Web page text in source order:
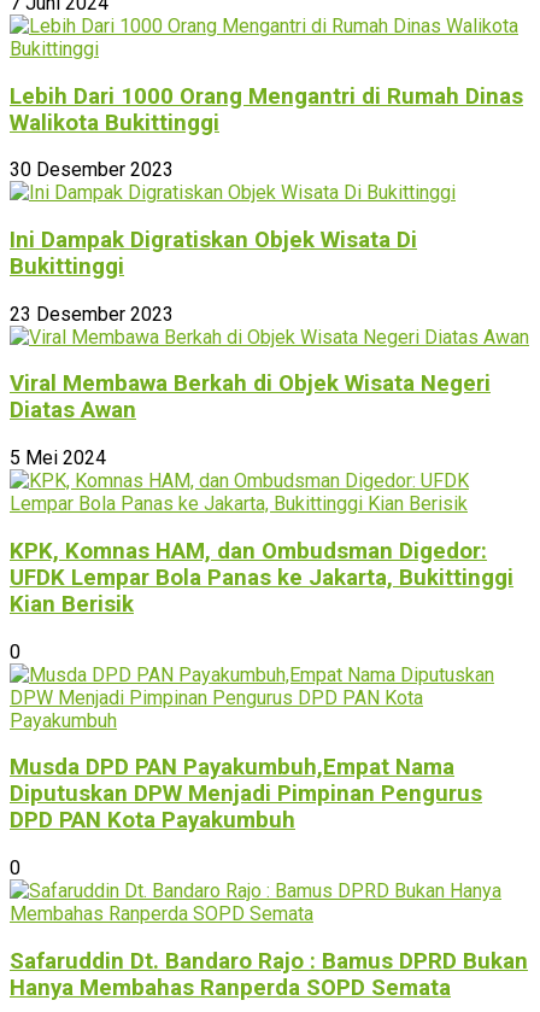
Lebih Dari 1000 Orang Mengantri di Rumah Dinas
Walikota Bukittinggi
30 Desember 2023
Ini Dampak Digratiskan Objek Wisata Di
Bukittinggi
23 Desember 2023
Viral Membawa Berkah di Objek Wisata Negeri
Diatas Awan
5 Mei 2024
KPK, Komnas HAM, dan Ombudsman Digedor:
UFDK Lempar Bola Panas ke Jakarta, Bukittinggi
Kian Berisik
0
Musda DPD PAN Payakumbuh,Empat Nama
Diputuskan DPW Menjadi Pimpinan Pengurus
DPD PAN Kota Payakumbuh
0
Safaruddin Dt. Bandaro Rajo : Bamus DPRD Bukan
Hanya Membahas Ranperda SOPD Semata